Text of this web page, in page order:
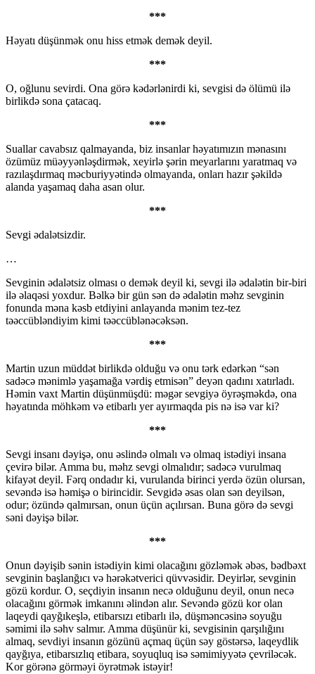
***
Həyatı düşünmək onu hiss etmək demək deyil.
***
O, oğlunu sevirdi. Ona görə kədərlənirdi ki, sevgisi də ölümü ilə
birlikdə sona çatacaq.
***
Suallar cavabsız qalmayanda, biz insanlar həyatımızın mənasını
özümüz müəyyənləşdirmək, xeyirlə şərin meyarlarını yaratmaq və
razılaşdırmaq məcburiyyətində olmayanda, onları hazır şəkildə
alanda yaşamaq daha asan olur.
***
Sevgi ədalətsizdir.
…
Sevginin ədalətsiz olması o demək deyil ki, sevgi ilə ədalətin bir-biri
ilə əlaqəsi yoxdur. Bəlkə bir gün sən də ədalətin məhz sevginin
fonunda məna kəsb etdiyini anlayanda mənim tez-tez
təəccübləndiyim kimi təəccüblənəcəksən.
***
Martin uzun müddət birlikdə olduğu və onu tərk edərkən “sən
sadəcə mənimlə yaşamağa vərdiş etmisən” deyən qadını xatırladı.
Həmin vaxt Martin düşünmüşdü: məgər sevgiyə öyrəşməkdə, ona
həyatında möhkəm və etibarlı yer ayırmaqda pis nə isə var ki?
***
Sevgi insanı dəyişə, onu əslində olmalı və olmaq istədiyi insana
çevirə bilər. Amma bu, məhz sevgi olmalıdır; sadəcə vurulmaq
kifayət deyil. Fərq ondadır ki, vurulanda birinci yerdə özün olursan,
sevəndə isə həmişə o birincidir. Sevgidə əsas olan sən deyilsən,
odur; özündə qalmırsan, onun üçün açılırsan. Buna görə də sevgi
səni dəyişə bilər.
***
Onun dəyişib sənin istədiyin kimi olacağını gözləmək əbəs, bədbəxt
sevginin başlanğıcı və hərəkətverici qüvvəsidir. Deyirlər, sevginin
gözü kordur. O, seçdiyin insanın necə olduğunu deyil, onun necə
olacağını görmək imkanını əlindən alır. Sevəndə gözü kor olan
laqeydi qayğıkeşlə, etibarsızı etibarlı ilə, düşməncəsinə soyuğu
səmimi ilə səhv salmır. Amma düşünür ki, sevgisinin qarşılığını
almaq, sevdiyi insanın gözünü açmaq üçün səy göstərsə, laqeydlik
qayğıya, etibarsızlıq etibara, soyuqluq isə səmimiyyətə çevriləcək.
Kor görənə görməyi öyrətmək istəyir!